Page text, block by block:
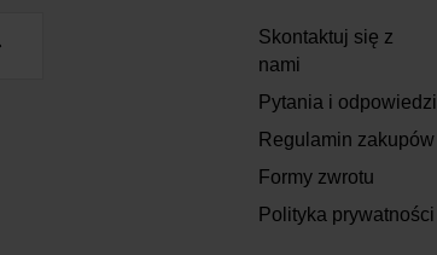
Skontaktuj się z
nami
Pytania i odpowiedzi
Regulamin zakupów
Formy zwrotu
Polityka prywatności